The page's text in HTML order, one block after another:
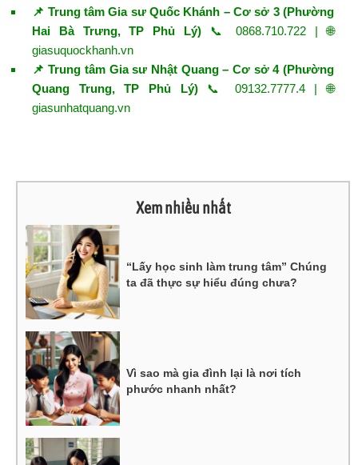
📌 Trung tâm Gia sư Quốc Khánh – Cơ sở 3 (Phường
Hai Bà Trưng, TP Phủ Lý) 📞 0868.710.722 | 🌐
giasuquockhanh.vn
📌 Trung tâm Gia sư Nhật Quang – Cơ sở 4 (Phường
Quang Trung, TP Phủ Lý)📞 09132.7777.4 | 🌐
giasunhatquang.vn
Xem nhiều nhất
“Lấy học sinh làm trung tâm” Chúng
ta đã thực sự hiểu đúng chưa?
Vì sao mà gia đình lại là nơi tích
phước nhanh nhất?